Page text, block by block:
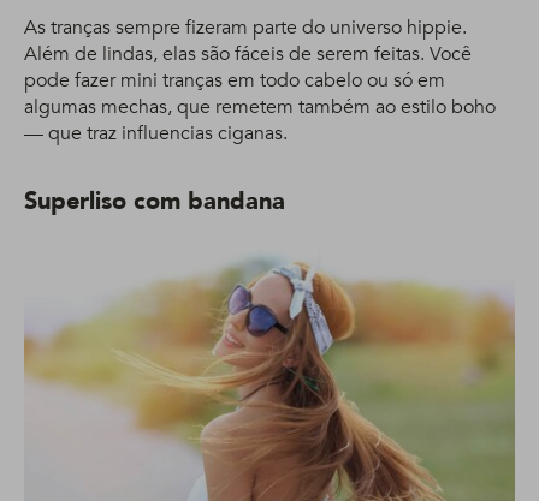
As tranças sempre fizeram parte do universo hippie.
Além de lindas, elas são fáceis de serem feitas. Você
pode fazer mini tranças em todo cabelo ou só em
algumas mechas, que remetem também ao estilo boho
— que traz influencias ciganas.
Superliso com bandana